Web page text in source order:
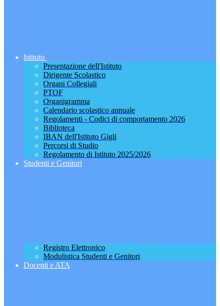
Istituto
Presentazione dell'Istituto
Dirigente Scolastico
Organi Collegiali
PTOF
Organigramma
Calendario scolastico annuale
Regolamenti - Codici di comportamento 2026
Biblioteca
IBAN dell'Istituto Gigli
Percorsi di Studio
Regolamento di Istituto 2025/2026
Studenti e Genitori
Registro Elettronico
Modulistica Studenti e Genitori
Docenti e ATA